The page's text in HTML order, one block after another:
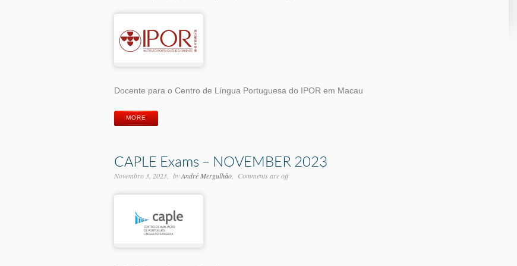
Docente para o Centro de Língua Portuguesa do IPOR em Macau
MORE
CAPLE Exams – NOVEMBER 2023
Novembro 3, 2023 byAndré Mergulhão Comments are off